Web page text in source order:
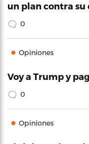
un plan contra su
0
Opiniones
Voy a Trump y
0
Opiniones